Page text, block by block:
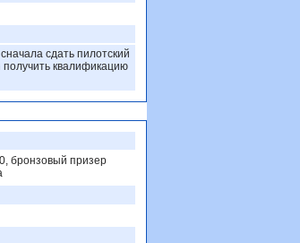
сдать пилотский
квалификацию
бронзовый призер